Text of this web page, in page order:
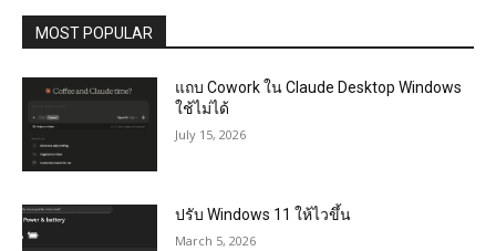
MOST POPULAR
แถบ Cowork ใน Claude Desktop Windows
ใช้ไม่ได้
July 15, 2026
ปรับ Windows 11 ให้ไวขึ้น
March 5, 2026